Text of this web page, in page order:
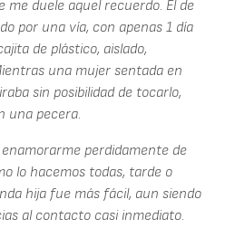
me duele aquel recuerdo. El de
por una vía, con apenas 1 día
de plástico, aislado,
una mujer sentada en
sin posibilidad de tocarlo,
una pecera.
perdidamente de
lo hacemos todas, tarde o
hija fue más fácil, aun siendo
al contacto casi inmediato.